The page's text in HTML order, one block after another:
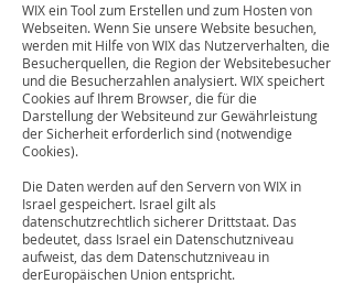
WIX ein Tool zum Erstellen und zum Hosten von
Webseiten. Wenn Sie unsere Website besuchen,
werden mit Hilfe von WIX das Nutzerverhalten, die
Besucherquellen, die Region der Websitebesucher
und die Besucherzahlen analysiert. WIX speichert
Cookies auf Ihrem Browser, die für die
Darstellung der Websiteund zur Gewährleistung
der Sicherheit erforderlich sind (notwendige
Cookies).
Die Daten werden auf den Servern von WIX in
Israel gespeichert. Israel gilt als
datenschutzrechtlich sicherer Drittstaat. Das
bedeutet, dass Israel ein Datenschutzniveau
aufweist, das dem Datenschutzniveau in
derEuropäischen Union entspricht.